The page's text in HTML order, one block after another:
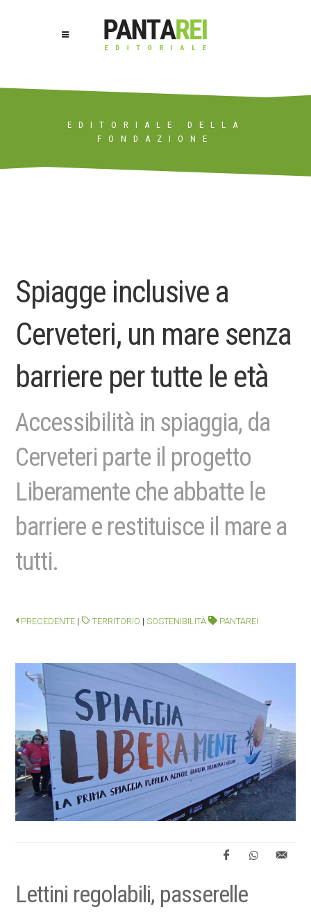
EDITORIALE DELLA
FONDAZIONE
Spiagge inclusive a
Cerveteri, un mare senza
barriere per tutte le età
Accessibilità in spiaggia, da
Cerveteri parte il progetto
Liberamente che abbatte le
barriere e restituisce il mare a
tutti.
PRECEDENTE | TERRITORIO |SOSTENIBILITÀ PANTAREI
Lettini regolabili, passerelle